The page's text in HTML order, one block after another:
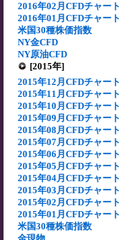
2016年02月CFDチャート
2016年01月CFDチャート
米国30種株価指数
NY金CFD
NY原油CFD
[2015年]
2015年12月CFDチャート
2015年11月CFDチャート
2015年10月CFDチャート
2015年09月CFDチャート
2015年08月CFDチャート
2015年07月CFDチャート
2015年06月CFDチャート
2015年05月CFDチャート
2015年04月CFDチャート
2015年03月CFDチャート
2015年02月CFDチャート
2015年01月CFDチャート
米国30種株価指数